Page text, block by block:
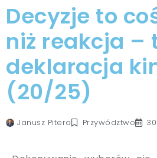
Decyzje to
niż reakcja –
deklaracja
(20/25)
Janusz Pitera Przywództwo